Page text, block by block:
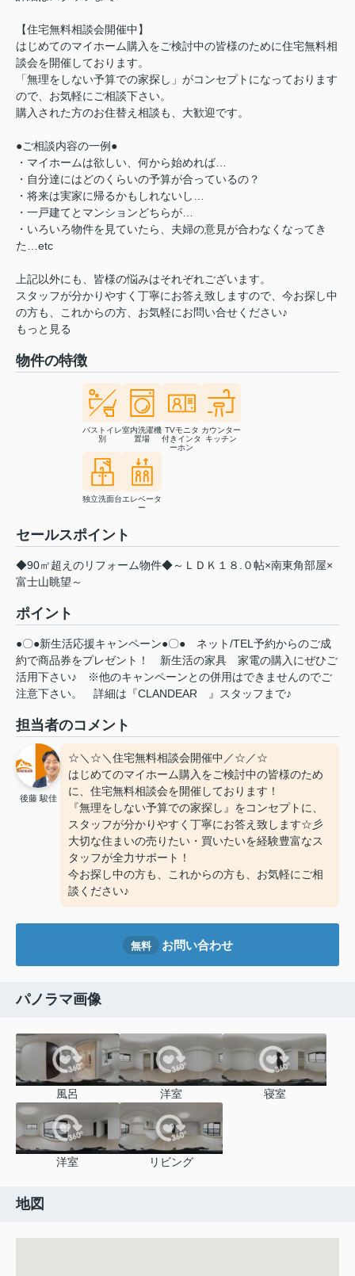
【住宅無料相談会開催中】
はじめてのマイホーム購入をご検討中の皆様のために住宅無料相
談会を開催しております。
「無理をしない予算での家探し」がコンセプトになっております
ので、お気軽にご相談下さい。
購入された方のお住替え相談も、大歓迎です。
●ご相談内容の一例●
・マイホームは欲しい、何から始めれば…
・自分達にはどのくらいの予算が合っているの？
・将来は実家に帰るかもしれないし…
・一戸建てとマンションどちらが…
・いろいろ物件を見ていたら、夫婦の意見が合わなくなってき
た…etc
上記以外にも、皆様の悩みはそれぞれございます。
スタッフが分かりやすく丁寧にお答え致しますので、今お探し中
の方も、これからの方、お気軽にお問い合せください♪
もっと見る
物件の特徴
バストイレ
別
室内洗濯機
置場
TVモニタ
付きインタ
ーホン
カウンター
キッチン
独立洗面台エレベータ
ー
セールスポイント
◆90㎡超えのリフォーム物件◆～ＬＤＫ１８.０帖×南東角部屋×
富士山眺望～
ポイント
●〇●新生活応援キャンペーン●〇●
ネット/TEL予約からのご成
約で商品券をプレゼント！
新生活の家具
家電の購入にぜひご
活用下さい♪
※他のキャンペーンとの併用はできませんのでご
注意下さい。
詳細は『CLANDEAR 』スタッフまで♪
担当者のコメント
後藤 駿佳
☆＼☆＼住宅無料相談会開催中／☆／☆
はじめてのマイホーム購入をご検討中の皆様のため
に、住宅無料相談会を開催しております！
『無理をしない予算での家探し』をコンセプトに、
スタッフが分かりやすく丁寧にお答え致します☆彡
大切な住まいの売りたい・買いたいを経験豊富なス
タッフが全力サポート！
今お探し中の方も、これからの方も、お気軽にご相
談ください♪
無料 お問い合わせ
パノラマ画像
風呂 洋室 寝室
洋室 リビング
地図